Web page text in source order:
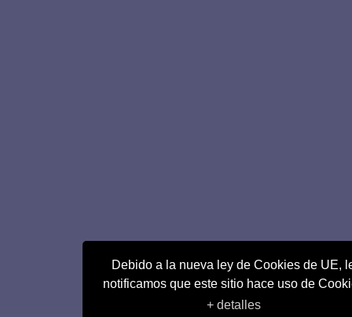
Debido a la nueva ley de Cookies de UE,
notificamos que este sitio hace uso de
+ detalles